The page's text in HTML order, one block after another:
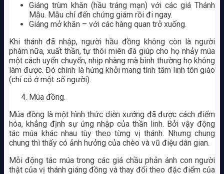
Giáng trùm khăn (hầu tráng mạn) với các giá Thánh
Mẫu. Mẫu chỉ đến chứng giám rồi đi ngay.
Giáng mở khăn – với các hàng quan trở xuống.
Khi thánh đã nhập, người hầu đồng không còn là người
phàm nữa, xuất thần, tự thôi miên đã giúp cho họ nhảy múa
một cách uyển chuyển, nhịp nhàng mà bình thường họ không
làm được. Đó chính là hứng khởi mang tính tâm linh tôn giáo
(chỉ có ở một số người).
Múa đồng.
Múa đồng là một hình thức diễn xướng đã được cách điểm
hóa, khẳng định sự ứng nhập của thần linh. Bởi vậy động
tác múa khác nhau tùy theo từng vị thánh. Nhưng chung
chung thì thấy có ảnh hưởng của chèo và vũ điệu dân gian.
Mỗi động tác múa trong các giá chầu phản ánh con người
thật của vị thánh giáng đồng và thay đổi theo đặc điểm của